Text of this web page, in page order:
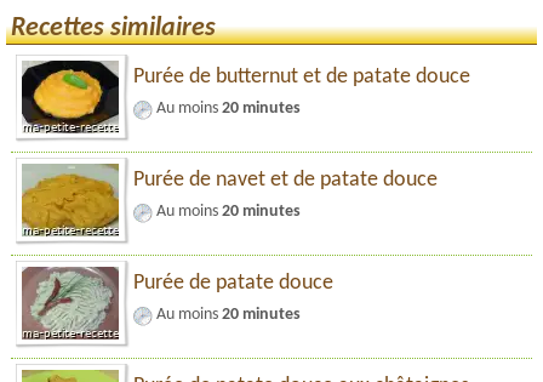
Recettes similaires
Purée de butternut et de patate douce
Au moins 20 minutes
Purée de navet et de patate douce
Au moins 20 minutes
Purée de patate douce
Au moins 20 minutes